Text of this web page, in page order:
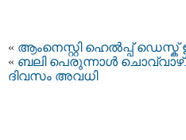
« ആംനെസ്റ്റി ഹെൽപ്പ്
« ബലി പെരുന്നാൾ
ദിവസം അവധി